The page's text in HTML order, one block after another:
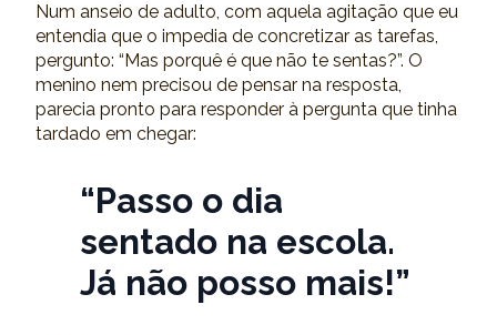
Num anseio de adulto, com aquela agitação que eu
entendia que o impedia de concretizar as tarefas,
pergunto: “Mas porquê é que não te sentas?”. O
menino nem precisou de pensar na resposta,
parecia pronto para responder à pergunta que tinha
tardado em chegar:
“Passo o dia
sentado na escola.
Já não posso mais!”